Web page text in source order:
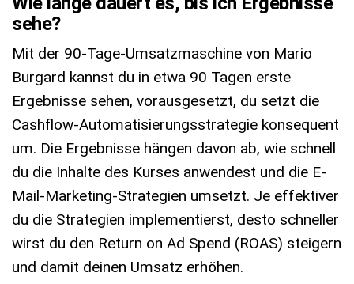
sehe?
Mit der 90-Tage-Umsatzmaschine von Mario
Burgard kannst du in etwa 90 Tagen erste
Ergebnisse sehen, vorausgesetzt, du setzt die
Cashflow-Automatisierungsstrategie konsequent
um. Die Ergebnisse hängen davon ab, wie schnell
du die Inhalte des Kurses anwendest und die E-
Mail-Marketing-Strategien umsetzt. Je effektiver
du die Strategien implementierst, desto schneller
wirst du den Return on Ad Spend (ROAS) steigern
und damit deinen Umsatz erhöhen.